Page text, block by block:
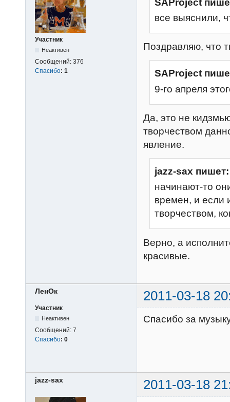
Участник
Неактивен
Сообщений: 376
Спасибо: 1
все выяснили,
Поздравляю, что
SAProject
9-го апреля
Да, это не
творчеством
явление.
jazz-sax пишет:
начинают-то
времен, и если
творчеством,
Верно, а
красивые.
ЛенОк 2011-03-18
Участник
Неактивен
Сообщений: 7
Спасибо: 0
Спасибо за
jazz-sax 2011-03-18